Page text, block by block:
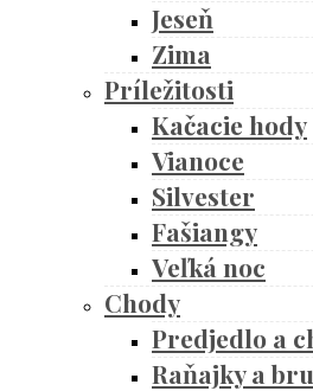
Jeseň
Zima
Príležitosti
Kačacie hody
Vianoce
Silvester
Fašiangy
Veľká noc
Chody
Predjedlo a
Raňajky a